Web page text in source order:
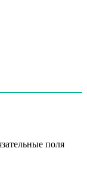
поля